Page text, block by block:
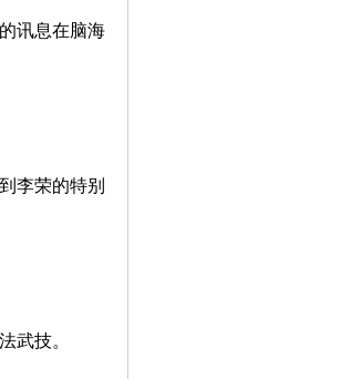
讯息在脑海
李荣的特别
武技。